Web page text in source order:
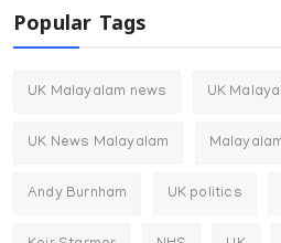
Popular Tags
UK Malayalam news UK
UK News Malayalam
Andy Burnham UK politics